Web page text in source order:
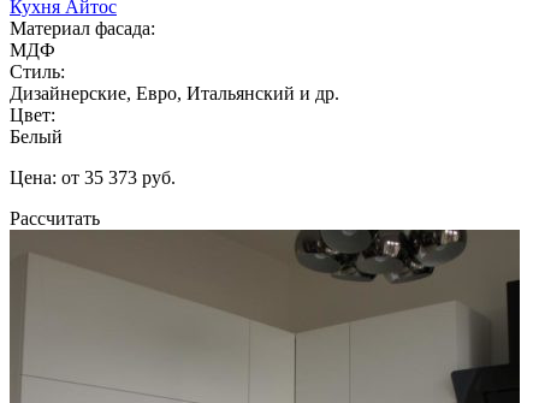
Кухня Айтос
Материал фасада:
МДФ
Стиль:
Дизайнерские, Евро, Итальянский и др.
Цвет:
Белый
Цена: от 35 373 руб.
Рассчитать